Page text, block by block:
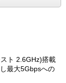
ト 2.6GHz)搭載
最大5Gbpsへの